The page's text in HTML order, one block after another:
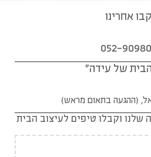
אחרינו
052-
של עידה"
וקבלו טיפים לעיצוב הבית